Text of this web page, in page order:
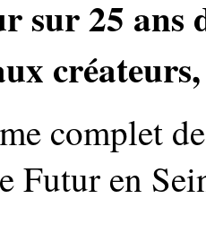
sur 25 ans
complet
Futur en